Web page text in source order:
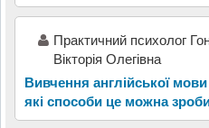
Практичний психолог
Вікторія Олегівна
Вивчення англійської мови
які способи це можна